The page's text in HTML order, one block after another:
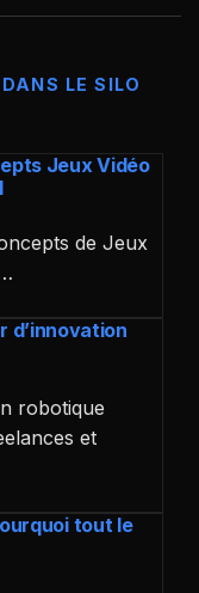
LE SILO
Jeux Vidéo
de Jeux
d’innovation
robotique
et
tout le